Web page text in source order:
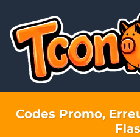
Codes Promo,